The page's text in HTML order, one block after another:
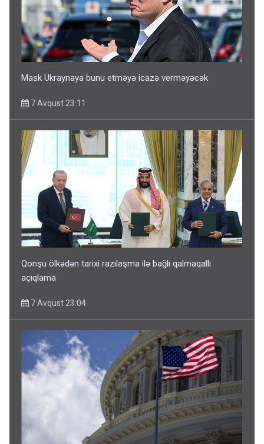
Mask Ukraynaya bunu etməyə icazə verməyəcək
7 Avqust 23:11
Qonşu ölkədən tarixi razılaşma ilə bağlı qalmaqallı
açıqlama
7 Avqust 23:04